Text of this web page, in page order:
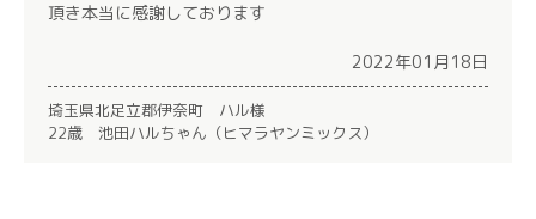
頂き本当に感謝しております
2022年01月18日
埼玉県北足立郡伊奈町 ハル様
22歳 池田ハルちゃん（ヒマラヤンミックス）